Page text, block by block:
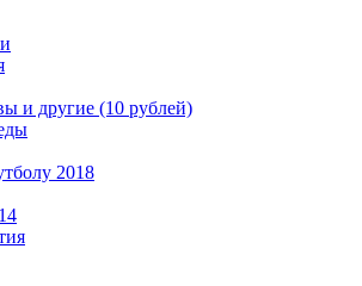
и другие (10 рублей)
2018